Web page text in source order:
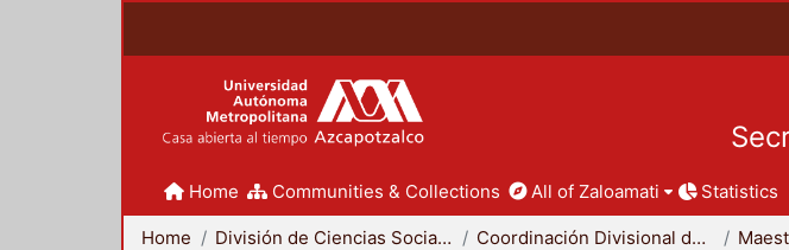
Home Communities & Collections All of Zaloamati Statistics
Home División de Ciencias Sociales y Humanidades Coordinación Divisional de Posgrado